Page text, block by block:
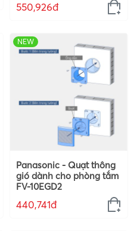
550,926đ
NEW
Panasonic - Quạt thông
gió dành cho phòng tắm
FV-10EGD2
440,741đ